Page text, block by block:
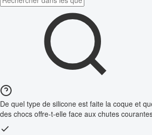
De quel type de silicone est faite la coque et
des chocs offre-t-elle face aux chutes